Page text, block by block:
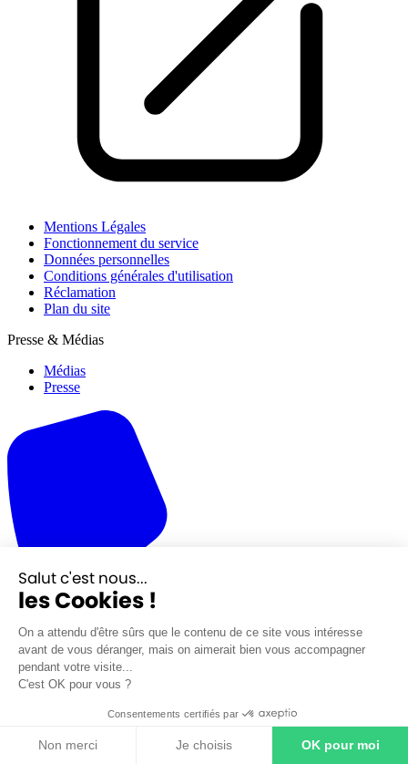
Mentions Légales
Fonctionnement du service
Données personnelles
Conditions générales d'utilisation
Réclamation
Plan du site
Presse & Médias
Médias
Presse
Salut c'est nous...
les Cookies !
On a attendu d'être sûrs que le contenu de ce site vous intéresse
avant de vous déranger, mais on aimerait bien vous accompagner
pendant votre visite...
C'est OK pour vous ?
Consentements certifiés par
Non merci Je choisis OK pour moi